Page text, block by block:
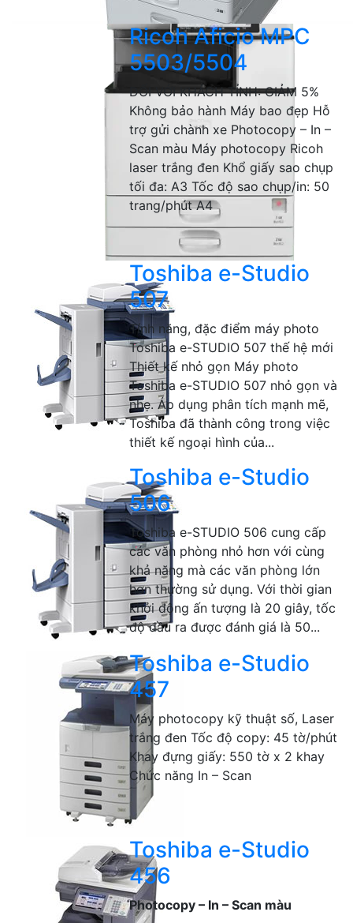
Ricoh Aficio MPC
5503/5504
ĐỐI VỚI KHÁCH TỈNH: GIẢM 5%
Không bảo hành Máy bao đẹp Hỗ
trợ gửi chành xe Photocopy – In –
Scan màu Máy photocopy Ricoh
laser trắng đen Khổ giấy sao chụp
tối đa: A3 Tốc độ sao chụp/in: 50
trang/phút A4
Toshiba e-Studio
507
Tính năng, đặc điểm máy photo
Toshiba e-STUDIO 507 thế hệ mới
Thiết kế nhỏ gọn Máy photo
Toshiba e-STUDIO 507 nhỏ gọn và
nhẹ. Áp dụng phân tích mạnh mẽ,
Toshiba đã thành công trong việc
thiết kế ngoại hình của...
Toshiba e-Studio
506
Toshiba e-STUDIO 506 cung cấp
các văn phòng nhỏ hơn với cùng
khả năng mà các văn phòng lớn
hơn thường sử dụng. Với thời gian
khởi động ấn tượng là 20 giây, tốc
độ đầu ra được đánh giá là 50...
Toshiba e-Studio
457
Máy photocopy kỹ thuật số, Laser
trắng đen Tốc độ copy: 45 tờ/phút
Khay đựng giấy: 550 tờ x 2 khay
Chức năng In – Scan
Toshiba e-Studio
456
Photocopy – In – Scan màu